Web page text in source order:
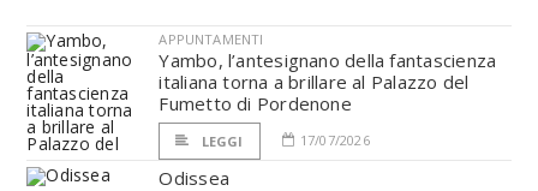
APPUNTAMENTI
Yambo, l’antesignano della fantascienza
italiana torna a brillare al Palazzo del
Fumetto di Pordenone
LEGGI 17/07/2026
Odissea